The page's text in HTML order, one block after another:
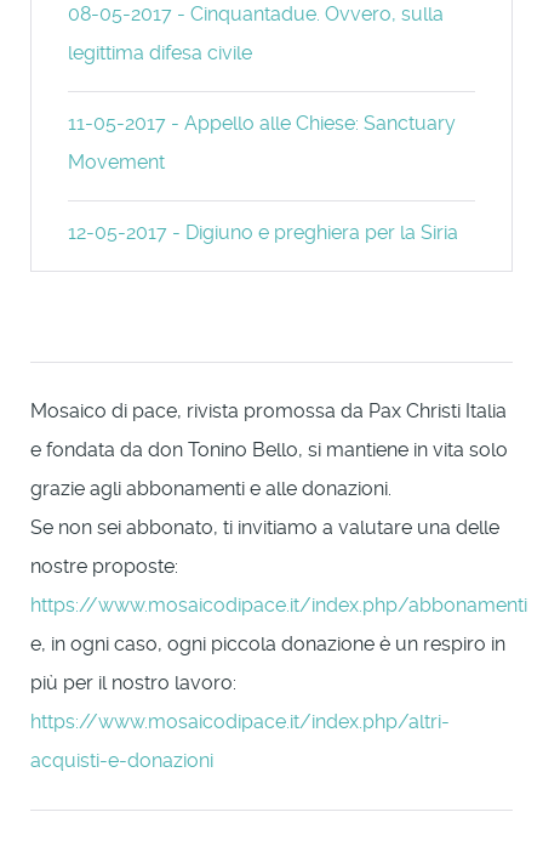
08-05-2017 - Cinquantadue. Ovvero, sulla
legittima difesa civile
11-05-2017 - Appello alle Chiese: Sanctuary
Movement
12-05-2017 - Digiuno e preghiera per la Siria
Mosaico di pace, rivista promossa da Pax Christi Italia
e fondata da don Tonino Bello, si mantiene in vita solo
grazie agli abbonamenti e alle donazioni.
Se non sei abbonato, ti invitiamo a valutare una delle
nostre proposte:
https://www.mosaicodipace.it/index.php/abbonamenti
e, in ogni caso, ogni piccola donazione è un respiro in
più per il nostro lavoro:
https://www.mosaicodipace.it/index.php/altri-
acquisti-e-donazioni